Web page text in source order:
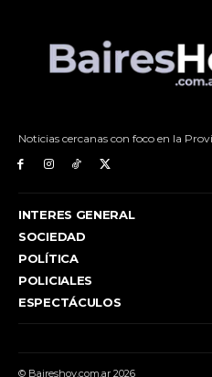
Noticias cercanas con foco en la
INTERES GENERAL
SOCIEDAD
POLÍTICA
POLICIALES
ESPECTÁCULOS
© Baireshoy.com.ar 2026